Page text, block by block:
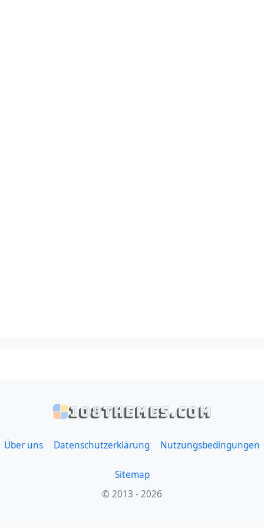
108themes.com
Über uns Datenschutzerklärung Nutzungsbedingungen
Sitemap
© 2013 - 2026